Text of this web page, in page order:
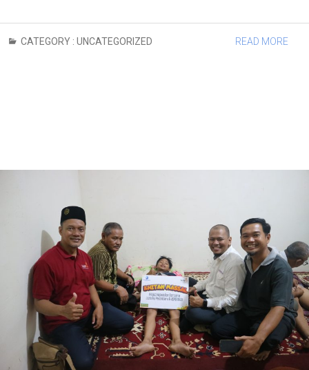
CATEGORY : UNCATEGORIZED READ MORE